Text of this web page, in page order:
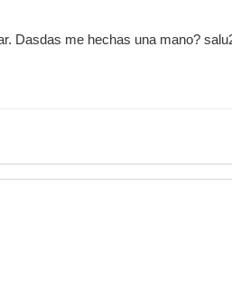
Dasdas me hechas una mano?